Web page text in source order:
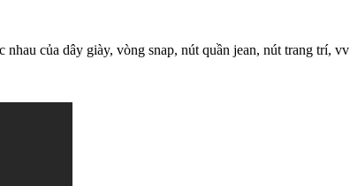
của dây giày, vòng snap, nút quần jean, nút trang trí, vv